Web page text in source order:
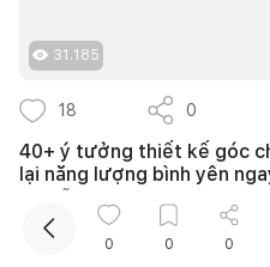
31.185
18 0
40+ ý tưởng thiết kế góc
lại năng lượng bình yên
0 0 0